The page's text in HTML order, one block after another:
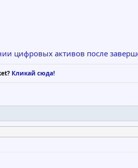
цифровых активов после
Кликай сюда!